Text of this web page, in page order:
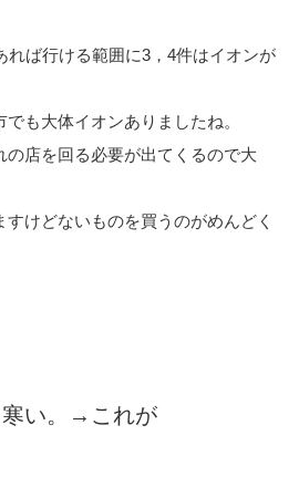
れば行ける範囲に3，4件はイオンが
も大体イオンありましたね。
の店を回る必要が出てくるので大
けどないものを買うのがめんどく
寒い。→これが